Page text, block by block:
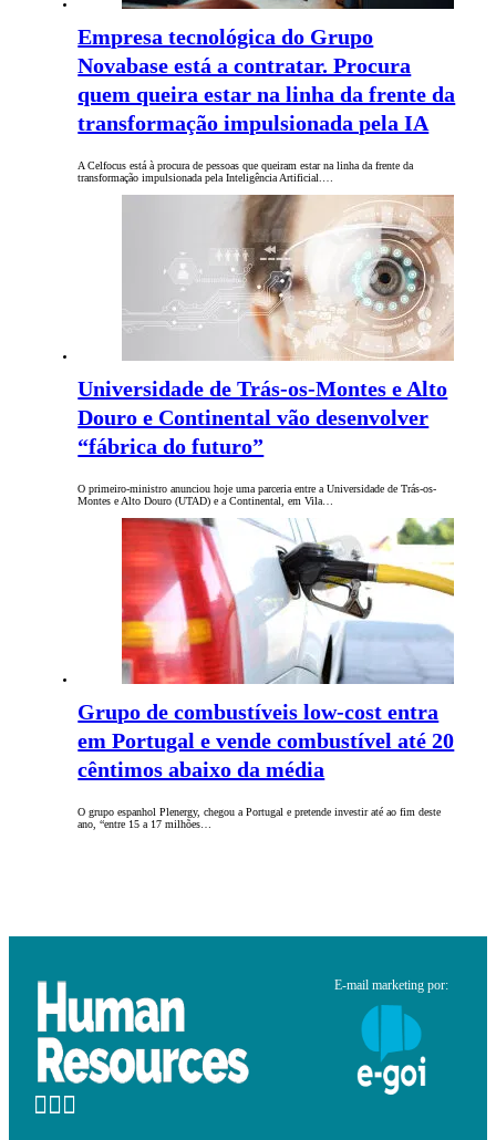
Empresa tecnológica do Grupo
Novabase está a contratar. Procura
quem queira estar na linha da frente da
transformação impulsionada pela IA
A Celfocus está à procura de pessoas que queiram estar na linha da frente da
transformação impulsionada pela Inteligência Artificial.…
Universidade de Trás-os-Montes e Alto
Douro e Continental vão desenvolver
“fábrica do futuro”
O primeiro-ministro anunciou hoje uma parceria entre a Universidade de Trás-os-
Montes e Alto Douro (UTAD) e a Continental, em Vila…
Grupo de combustíveis low-cost entra
em Portugal e vende combustível até 20
cêntimos abaixo da média
O grupo espanhol Plenergy, chegou a Portugal e pretende investir até ao fim deste
ano, “entre 15 a 17 milhões…
E-mail marketing por: